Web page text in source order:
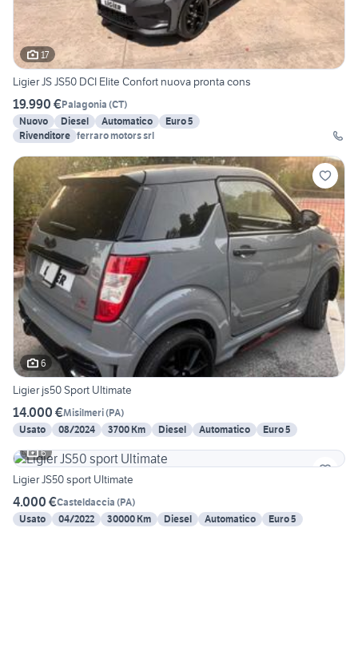
17
Ligier JS JS50 DCI Elite Confort nuova pronta cons
19.990 €Palagonia (CT)
Nuovo
Diesel Automatico
Euro 5
Rivenditore ferraro motors srl
6
Ligier js50 Sport Ultimate
14.000 €Misilmeri(PA)
Usato
08/2024 3700 Km Diesel Automatico
Euro 5
6
Ligier JS50 sport Ultimate
4.000 €Casteldaccia (PA)
Usato
04/2022 30000 Km Diesel Automatico Euro 5